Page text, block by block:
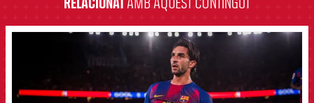
RELACIONATAMB AQUEST CONTINGUT
FCB Barcelona badge